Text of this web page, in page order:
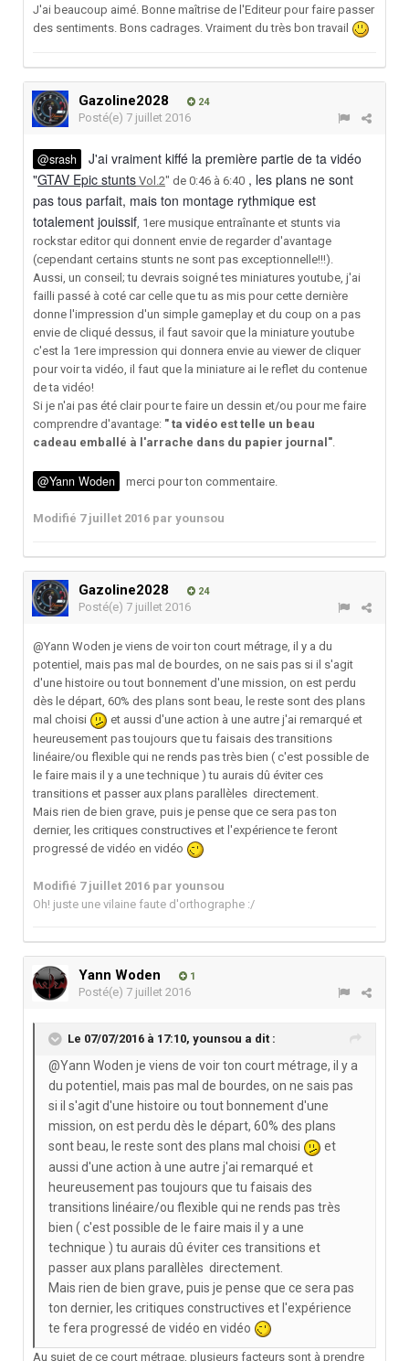
J'ai beaucoup aimé. Bonne maîtrise de l'Editeur pour faire passer
des sentiments. Bons cadrages. Vraiment du très bon travail
Gazoline2028 24
Posté(e) 7 juillet 2016
@srash
J'ai vraiment kiffé la première partie de ta vidéo
"GTAV Epic stunts Vol.2" de 0:46 à 6:40 , les plans ne sont
pas tous parfait, mais ton montage rythmique est
totalement jouissif, 1ere musique entraînante et stunts via
rockstar editor qui donnent envie de regarder d'avantage
(cependant certains stunts ne sont pas exceptionnelle!!!).
Aussi, un conseil; tu devrais soigné tes miniatures youtube, j'ai
failli passé à coté car celle que tu as mis pour cette dernière
donne l'impression d'un simple gameplay et du coup on a pas
envie de cliqué dessus, il faut savoir que la miniature youtube
c'est la 1ere impression qui donnera envie au viewer de cliquer
pour voir ta vidéo, il faut que la miniature ai le reflet du contenue
de ta vidéo!
Si je n'ai pas été clair pour te faire un dessin et/ou pour me faire
comprendre d'avantage: " ta vidéo est telle un beau
cadeau emballé à l'arrache dans du papier journal".
@Yann Woden merci pour ton commentaire.
Modifié 7 juillet 2016 par younsou
Gazoline2028 24
Posté(e) 7 juillet 2016
@Yann Woden je viens de voir ton court métrage, il y a du
potentiel, mais pas mal de bourdes, on ne sais pas si il s'agit
d'une histoire ou tout bonnement d'une mission, on est perdu
dès le départ, 60% des plans sont beau, le reste sont des plans
mal choisi
et aussi d'une action à une autre j'ai remarqué et
heureusement pas toujours que tu faisais des transitions
linéaire/ou flexible qui ne rends pas très bien ( c'est possible de
le faire mais il y a une technique ) tu aurais dû éviter ces
transitions et passer aux plans parallèles directement.
Mais rien de bien grave, puis je pense que ce sera pas ton
dernier, les critiques constructives et l'expérience te feront
progressé de vidéo en vidéo
Modifié 7 juillet 2016 par younsou
Oh! juste une vilaine faute d'orthographe :/
Yann Woden 1
Posté(e) 7 juillet 2016
Le 07/07/2016 à 17:10, younsou a dit :
@Yann Woden je viens de voir ton court métrage, il y a
du potentiel, mais pas mal de bourdes, on ne sais pas
si il s'agit d'une histoire ou tout bonnement d'une
mission, on est perdu dès le départ, 60% des plans
sont beau, le reste sont des plans mal choisi
et
aussi d'une action à une autre j'ai remarqué et
heureusement pas toujours que tu faisais des
transitions linéaire/ou flexible qui ne rends pas très
bien ( c'est possible de le faire mais il y a une
technique ) tu aurais dû éviter ces transitions et
passer aux plans parallèles directement.
Mais rien de bien grave, puis je pense que ce sera pas
ton dernier, les critiques constructives et l'expérience
te fera progressé de vidéo en vidéo
Au sujet de ce court métrage, plusieurs facteurs sont à prendre